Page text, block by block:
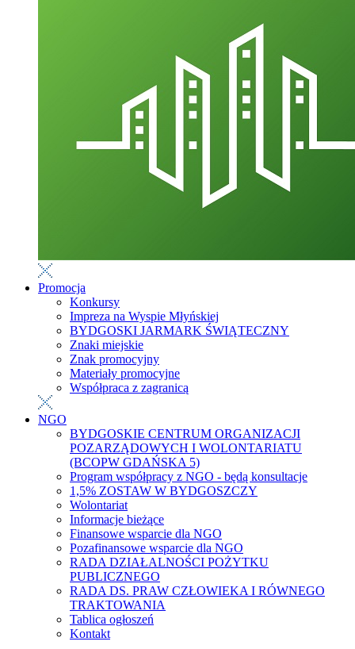
Promocja
Konkursy
Impreza na Wyspie Młyńskiej
BYDGOSKI JARMARK ŚWIĄTECZNY
Znaki miejskie
Znak promocyjny
Materiały promocyjne
Współpraca z zagranicą
NGO
BYDGOSKIE CENTRUM ORGANIZACJI
POZARZĄDOWYCH I WOLONTARIATU
(BCOPW GDAŃSKA 5)
Program współpracy z NGO - będą konsultacje
1,5% ZOSTAW W BYDGOSZCZY
Wolontariat
Informacje bieżące
Finansowe wsparcie dla NGO
Pozafinansowe wsparcie dla NGO
RADA DZIAŁALNOŚCI POŻYTKU
PUBLICZNEGO
RADA DS. PRAW CZŁOWIEKA I RÓWNEGO
TRAKTOWANIA
Tablica ogłoszeń
Kontakt